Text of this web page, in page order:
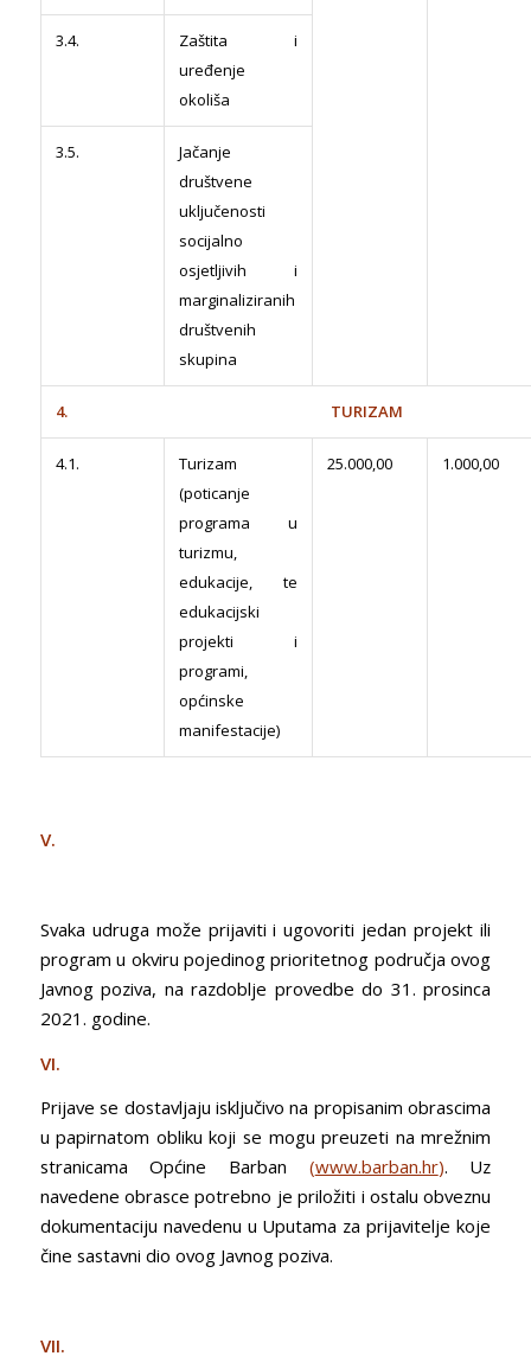
3.4.
Zaštita i
uređenje
okoliša
3.5.
Jačanje
društvene
uključenosti
socijalno
osjetljivih i
marginaliziranih
društvenih
skupina
4. TURIZAM
4.1.
Turizam
(poticanje
programa u
turizmu,
edukacije, te
edukacijski
projekti i
programi,
općinske
manifestacije)
25.000,00 1.000,00
V.
Svaka udruga može prijaviti i ugovoriti jedan projekt ili
program u okviru pojedinog prioritetnog područja ovog
Javnog poziva, na razdoblje provedbe do 31. prosinca
2021. godine.
VI.
Prijave se dostavljaju isključivo na propisanim obrascima
u papirnatom obliku koji se mogu preuzeti na mrežnim
stranicama Općine Barban (www.barban.hr). Uz
navedene obrasce potrebno je priložiti i ostalu obveznu
dokumentaciju navedenu u Uputama za prijavitelje koje
čine sastavni dio ovog Javnog poziva.
VII.